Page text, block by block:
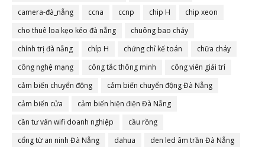
camera-đà_nẵng
ccna ccnp chip H
chip xeon
cho thuê loa kẹo kéo đà nẵng
chuông bao cháy
chính trị đà nẵng
chíp H chứng chỉ kế toán
chữa cháy
công nghệ mạng
công tắc thông minh
công viên giải trí
cảm biến chuyển động
cảm biến chuyển động Đà Nẵng
cảm biến cửa
cảm biến hiện điện Đà Nẵng
cần tư vấn wifi doanh nghiệp
cầu rồng
cổng từ an ninh Đà Nẵng
dahua
den led âm trần Đà Nẵng